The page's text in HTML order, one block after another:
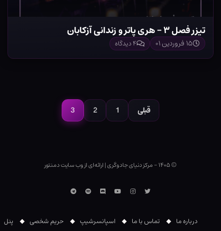
تیزر فصل ۳ – هری پاتر و زندانی آزکابان
۱۵ فروردین ۰۱ ۴ دیدگاه
قبلی صفحه1 صفحه2 صفحه3
© ۱۴۰۵ - مرکز دنیای جادوگری |ارائه‌ای از وب ‌سایت دمنتور
توییتراینستاگرام
یوتوبDiscordاسپاتیفایتلگرام
درباره ما تماس با ما اسپانسرشیپ حریم شخصی
پنل